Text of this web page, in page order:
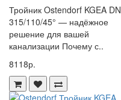
Тройник Ostendorf KGEA DN
315/110/45° — надёжное
решение для вашей
канализации Почему с..
8118р.